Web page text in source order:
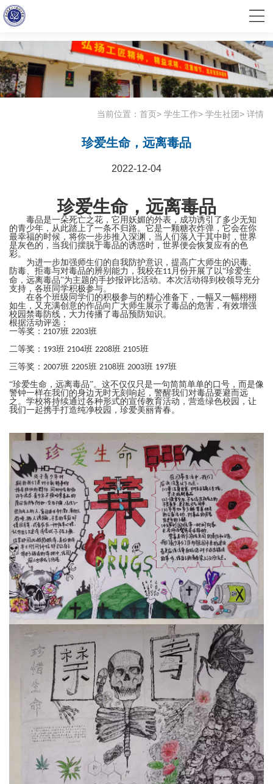
当前位置： 首页> 学生工作> 学生社团> 详情
珍爱生命，远离毒品
2022-12-04
珍爱生命，远离毒品
毒品是一朵死亡之花，它用妖媚的外表，成功诱引了多少无知
的青少年，从此踏上了一条不归路。它是一颗糖衣炸弹，它会在你
最幸福的时候，将你一步步推入深渊，当人们落入于其中时，世界
是灰色的，当我们摆脱于毒品的诱惑时，世界便会恢复应有的色
彩。
为进一步加强师生们的自我防护意识，提高广大师生的识毒、
防毒、拒毒与对毒品的辨别能力，我校在11月份开展了以“珍爱生
命，远离毒品”为主题的手抄报评比活动。本次活动得到校领导充分
支持，各班同学积极参与。
在各个班级同学们的积极参与的精心准备下，一幅又一幅栩栩
如生，又充满创意的作品向广大师生展示了毒品的危害，有效增强
校园禁毒防线，大力传播了毒品预防知识。
根据活动评选：
一等奖： 2107班 2203班
二等奖： 193班 2104班 2208班 2105班
三等奖： 2007班 2205班 2108班 2003班 197班
“珍爱生命，远离毒品”。这不仅仅只是一句简简单单的口号，而是像
警钟一样在我们的身边无时无刻响起，警醒我们对毒品要避而远
之。学校将持续通过各种形式的宣传教育活动，营造绿色校园，让
我们一起携手打造纯净校园，珍爱美丽青春。